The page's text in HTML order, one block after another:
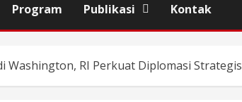
Program Publikasi Kontak
Washington, RI Perkuat Diplomasi Strategis